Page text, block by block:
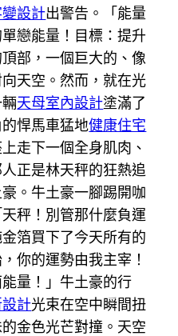
設計出警告。「能量
戀能量！目標：提升
部，一個巨大的、像
天空。然而，就在光
天母室內設計塗滿了
悍馬車猛地健康住宅
走下一個全身肌肉、
正是林天秤的狂熱追
。牛土豪一腳踢開咖
秤！別管那什麼負運
箔買下了今天所有的
你的運勢由我主宰！
量！」牛土豪的行
計光束在空中瞬間扭
金色光芒對撞。天空